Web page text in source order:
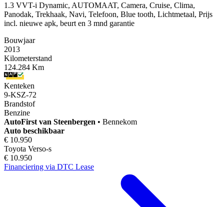
1.3 VVT-i Dynamic, AUTOMAAT, Camera, Cruise, Clima,
Panodak, Trekhaak, Navi, Telefoon, Blue tooth, Lichtmetaal, Prijs
incl. nieuwe apk, beurt en 3 mnd garantie
Bouwjaar
2013
Kilometerstand
124.284 Km
Kenteken
9-KSZ-72
Brandstof
Benzine
AutoFirst van Steenbergen • Bennekom
Auto beschikbaar
€ 10.950
Toyota Verso-s
€ 10.950
Financiering via DTC Lease